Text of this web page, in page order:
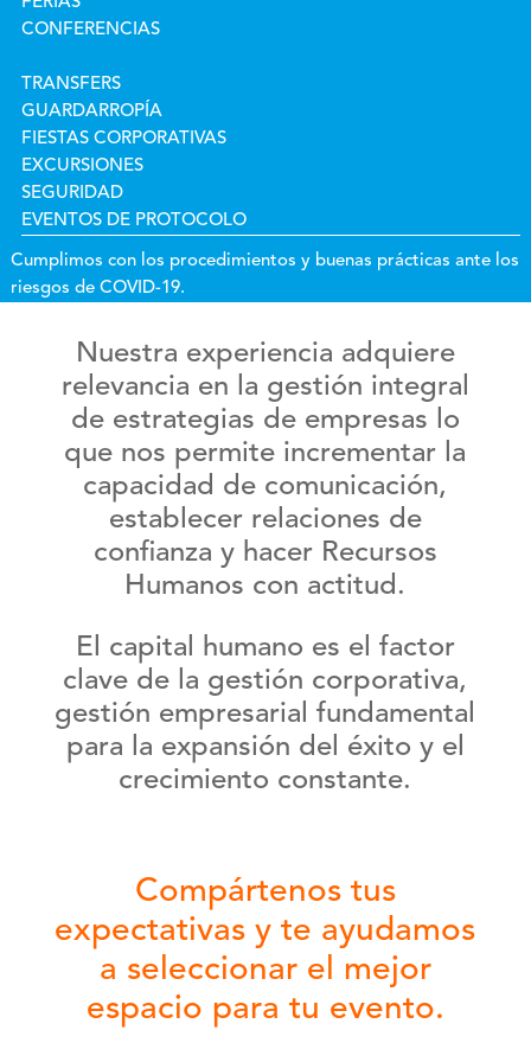
CONFERENCIAS
TRANSFERS
GUARDARROPÍA
FIESTAS CORPORATIVAS
EXCURSIONES
SEGURIDAD
EVENTOS DE PROTOCOLO
Cumplimos con los procedimientos y buenas prácticas ante los
riesgos de COVID-19.
Nuestra experiencia adquiere
relevancia en la gestión integral
de estrategias de empresas lo
que nos permite incrementar la
capacidad de comunicación,
establecer relaciones de
confianza y hacer Recursos
Humanos con actitud.
El capital humano es el factor
clave de la gestión corporativa,
gestión empresarial fundamental
para la expansión del éxito y el
crecimiento constante.
Compártenos tus
expectativas y te ayudamos
a seleccionar el mejor
espacio para tu evento.